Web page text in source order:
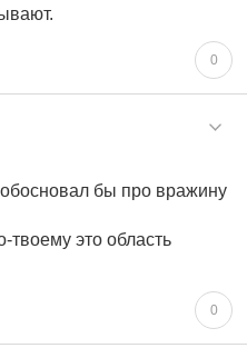
0
обосновал бы про вражину
это область
0